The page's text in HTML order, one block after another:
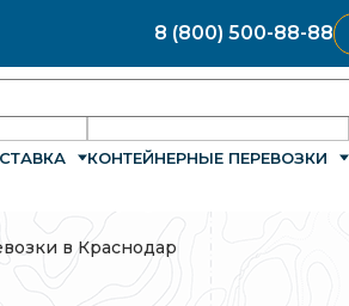
8 (800) 500-88-88
КОНТЕЙНЕРНЫЕ ПЕРЕВОЗКИ
в Краснодар